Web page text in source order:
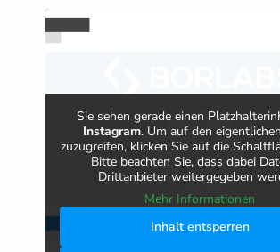
Sie sehen gerade einen
Instagram. Um auf den
zuzugreifen, klicken Sie auf die
Bitte beachten Sie, dass dabei
Drittanbieter weitergegeben
Mehr Informationen
Inhalt entsperren